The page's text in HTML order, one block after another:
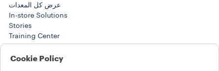
عرض كل المعدات
In-store Solutions
Stories
Training Center
منتجات
Cookie Policy